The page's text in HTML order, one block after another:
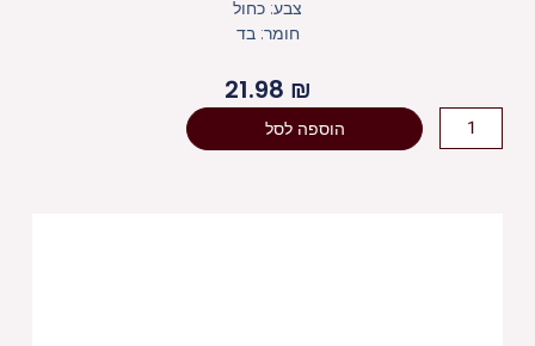
צבע: כחול
חומר: בד
21.98 ₪
כמות
של
הוספה לסל